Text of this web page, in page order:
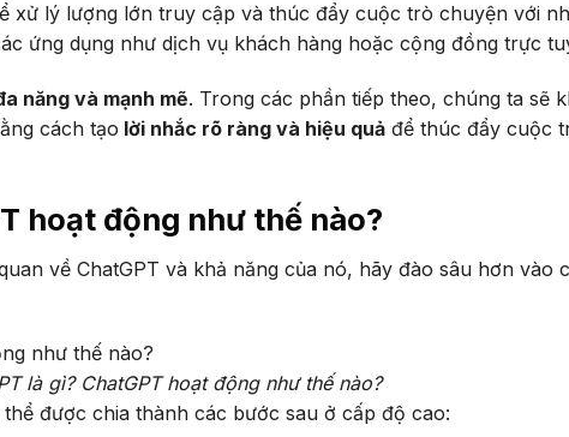
xử lý lượng lớn truy cập và thúc đẩy cuộc trò chuyện với
ứng dụng như dịch vụ khách hàng hoặc cộng đồng trực
năng và mạnh mẽ. Trong các phần tiếp theo, chúng ta sẽ
cách tạo lời nhắc rõ ràng và hiệu quả để thúc đẩy cuộc
hoạt động như thế nào?
về ChatGPT và khả năng của nó, hãy đào sâu hơn vào
là gì? ChatGPT hoạt động như thế nào?
được chia thành các bước sau ở cấp độ cao: